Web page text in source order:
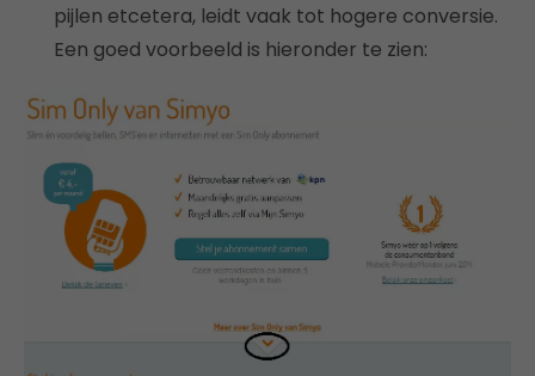
pijlen etcetera, leidt vaak tot hogere conversie.
Een goed voorbeeld is hieronder te zien: